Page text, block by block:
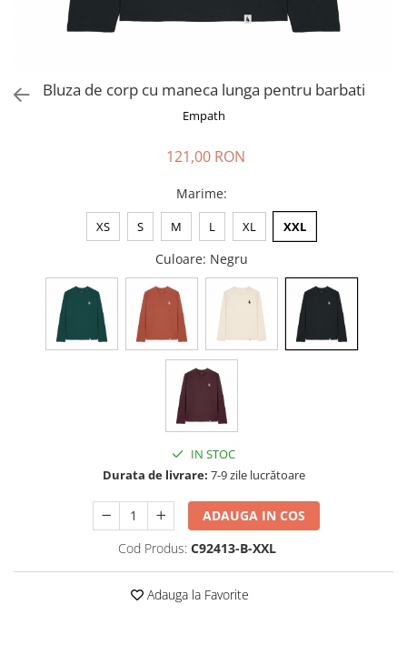
Bluza de corp cu maneca lunga pentru barbati
Empath
121,00 RON
Marime:
XS S M L XL XXL
Culoare: Negru
IN STOC
Durata de livrare: 7-9 zile lucrătoare
ADAUGA IN COS
Cod Produs: C92413-B-XXL
Adauga la Favorite